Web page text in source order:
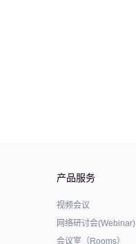
产品服务
视频会议
网络研讨会(Webinar)
会议室（Rooms）